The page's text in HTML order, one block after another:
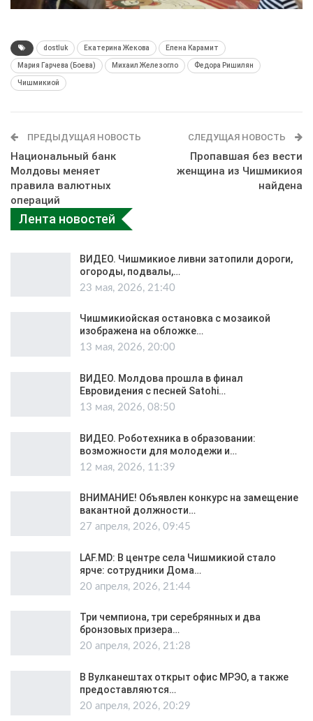
dostluk Екатерина Жекова Елена Карамит
Мария Гарчева (Боева) Михаил Железогло Федора Ришилян
Чишмикиой
ПРЕДЫДУЩАЯ НОВОСТЬ
Национальный банк
Молдовы меняет
правила валютных
операций
СЛЕДУЩАЯ НОВОСТЬ
Пропавшая без вести
женщина из Чишмикиоя
найдена
Лента новостей
ВИДЕО. Чишмикиое ливни затопили дороги,
огороды, подвалы,…
23 мая, 2026, 21:40
Чишмикиойская остановка с мозаикой
изображена на обложке…
13 мая, 2026, 20:00
ВИДЕО. Молдова прошла в финал
Евровидения с песней Satohi…
13 мая, 2026, 08:50
ВИДЕО. Роботехника в образовании:
возможности для молодежи и…
12 мая, 2026, 11:39
ВНИМАНИЕ! Объявлен конкурс на замещение
вакантной должности…
27 апреля, 2026, 09:45
LAF.MD: В центре села Чишмикиой стало
ярче: сотрудники Дома…
20 апреля, 2026, 21:44
Три чемпиона, три серебрянных и два
бронзовых призера…
20 апреля, 2026, 21:28
В Вулканештах открыт офис МРЭО, а также
предоставляются…
20 апреля, 2026, 20:29